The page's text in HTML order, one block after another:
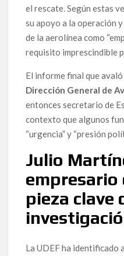
el rescate. Según estas
su apoyo a la operación
de la aerolínea como
requisito imprescindible
El informe final que
Dirección General de
entonces secretario de
contexto que algunos
“urgencia” y “presión
Julio
pieza clave
La UDEF ha identificado